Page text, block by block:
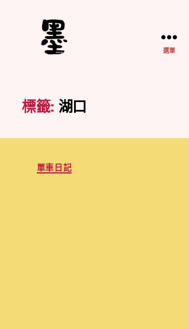
業
紀
選單
標籤: 湖口
分
類
單車日記